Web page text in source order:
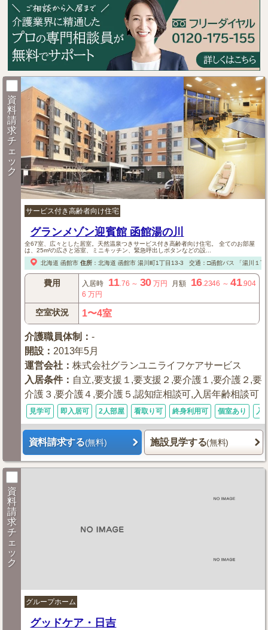
資
料
請
求
チ
ェ
ッ
ク
サービス付き高齢者向け住宅
グランメゾン迎賓館 函館湯の川
全67室、広々とした居室。天然温泉つきサービス付き高齢者向け住宅。 全てのお部屋
は、25m²の広さと浴室、ミニキッチン、緊急呼出しボタンなどの設...
北海道 函館市 住所： 北海道 函館市湯川町1丁目13-3 交通：□函館バス 「湯川１
費用 入居時 11 .76 ～ 30 万円 月額 16 .2346 ～41.904
6 万円
空室状況 1〜4室
介護職員体制 ：-
開設 ： 2013年5月
運営会社 ：株式会社グランユニライフケアサービス
入居条件： 自立,要支援１,要支援２,要介護１,要介護２,要
介護３,要介護４,要介護５,認知症相談可,入居年齢相談可
見学可 即入居可 2人部屋 看取り可 終身利用可 個室あり 入
資料請求する(無料) 施設見学する(無料)
資
料
請
求
チ
ェ
ッ
ク
グループホーム
グッドケア・日吉